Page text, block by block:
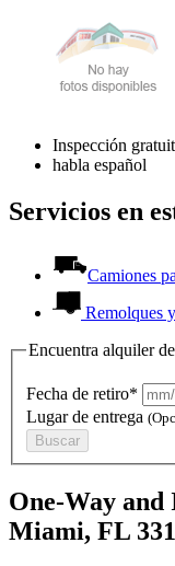
Inspección
habla español
Servicios en
Camiones
Remolques
Encuentra alquiler
Fecha de retiro*
Lugar de entrega
Buscar
One-Way
Miami, FL